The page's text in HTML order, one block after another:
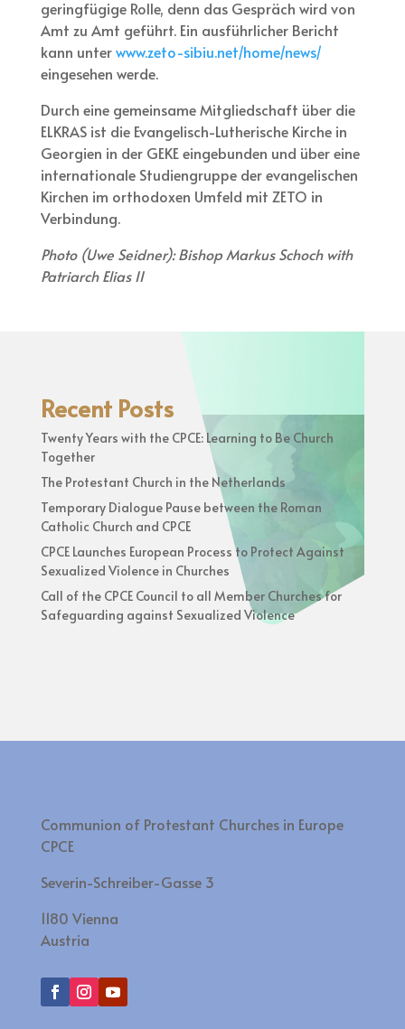
geringfügige Rolle, denn das Gespräch wird von
Amt zu Amt geführt. Ein ausführlicher Bericht
kann unterwww.zeto-sibiu.net/home/news/
eingesehen werde.
Durch eine gemeinsame Mitgliedschaft über die
ELKRAS ist die Evangelisch-Lutherische Kirche in
Georgien in der GEKE eingebunden und über eine
internationale Studiengruppe der evangelischen
Kirchen im orthodoxen Umfeld mit ZETO in
Verbindung.
Photo (Uwe Seidner): Bishop Markus Schoch with
Patriarch Elias II
Recent Posts
Twenty Years with the CPCE: Learning to Be Church
Together
The Protestant Church in the Netherlands
Temporary Dialogue Pause between the Roman
Catholic Church and CPCE
CPCE Launches European Process to Protect Against
Sexualized Violence in Churches
Call of the CPCE Council to all Member Churches for
Safeguarding against Sexualized Violence
Communion of Protestant Churches in Europe
CPCE
Severin-Schreiber-Gasse 3
1180 Vienna
Austria